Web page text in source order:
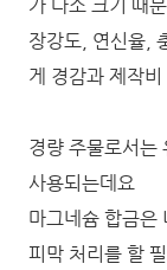
가 다소 크기 때
장강도, 연신율,
게 경감과 제작
경량 주물로서는
사용되는데요
마그네슘 합금은
피막 처리를 할